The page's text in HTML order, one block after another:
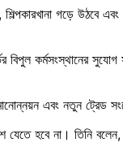
গড়ে উঠবে এবং
কর্মসংস্থানের সুযোগ
এবং নতুন ট্রেড
যেতে হবে না। তিনি